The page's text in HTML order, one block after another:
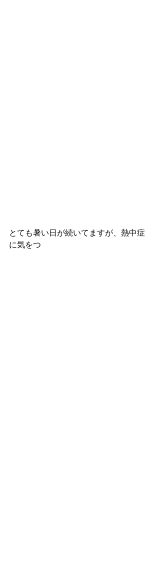
とても暑い日が続いてますが、熱中症
に気をつ